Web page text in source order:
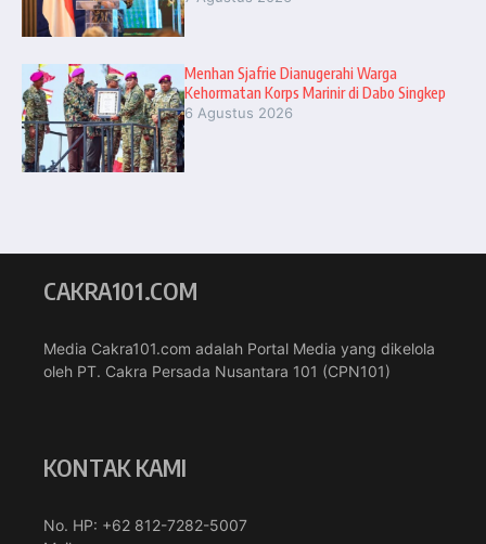
Menhan Sjafrie Dianugerahi Warga
Kehormatan Korps Marinir di Dabo Singkep
6 Agustus 2026
CAKRA101.COM
Media Cakra101.com adalah Portal Media yang dikelola
oleh PT. Cakra Persada Nusantara 101 (CPN101)
KONTAK KAMI
No. HP: +62 812-7282-5007